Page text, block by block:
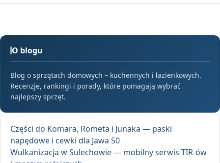
O blogu
Blog o sprzętach domowych – kuchennych i łazienkowych.
Recenzje, rankingi i porady, które pomagają wybrać
najlepszy sprzęt.
Części do Komara, Rometa i Junaka — paski
napędowe i cewki dla Jawa 50
Wulkanizacja w Sulechowie — mobilny serwis TIR-ów